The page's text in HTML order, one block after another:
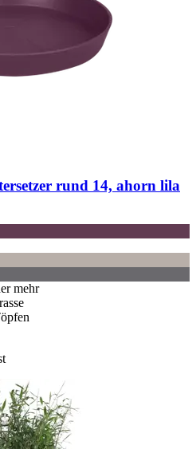
rund 14, ahorn lila
mehr